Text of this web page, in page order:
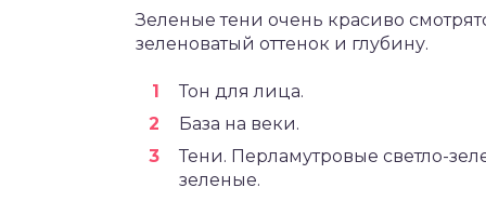
Зеленые тени очень красиво
зеленоватый оттенок и глубину.
Тон для лица.
База на веки.
Тени. Перламутровые светло-
зеленые.